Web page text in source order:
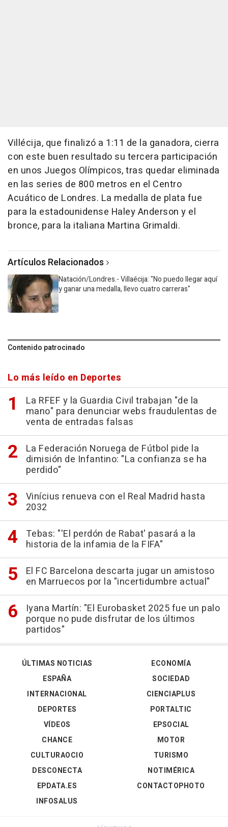
Villécija, que finalizó a 1:11 de la ganadora, cierra
con este buen resultado su tercera participación
en unos Juegos Olímpicos, tras quedar eliminada
en las series de 800 metros en el Centro
Acuático de Londres. La medalla de plata fue
para la estadounidense Haley Anderson y el
bronce, para la italiana Martina Grimaldi.
Artículos Relacionados
Natación/Londres.- Villaécija: "No puedo llegar aquí
y ganar una medalla, llevo cuatro carreras"
Contenido patrocinado
Lo más leído en Deportes
La RFEF y la Guardia Civil trabajan "de la
mano" para denunciar webs fraudulentas de
venta de entradas falsas
La Federación Noruega de Fútbol pide la
dimisión de Infantino: "La confianza se ha
perdido"
Vinícius renueva con el Real Madrid hasta
2032
Tebas: "'El perdón de Rabat' pasará a la
historia de la infamia de la FIFA"
El FC Barcelona descarta jugar un amistoso
en Marruecos por la "incertidumbre actual"
Iyana Martín: "El Eurobasket 2025 fue un palo
porque no pude disfrutar de los últimos
partidos"
ÚLTIMAS NOTICIAS
ESPAÑA
INTERNACIONAL
DEPORTES
VÍDEOS
ECONOMÍA
SOCIEDAD
CIENCIAPLUS
PORTALTIC
EPSOCIAL
CHANCE
CULTURAOCIO
DESCONECTA
EPDATA.ES
INFOSALUS
MOTOR
TURISMO
NOTIMÉRICA
CONTACTOPHOTO